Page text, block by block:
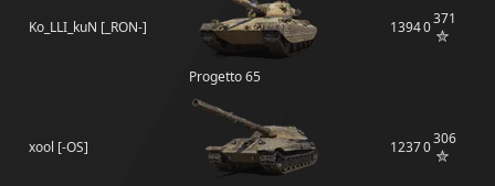
Ko_LLI_kuN [_RON-]
Progetto 65
13940371
xool [-OS] 12370306